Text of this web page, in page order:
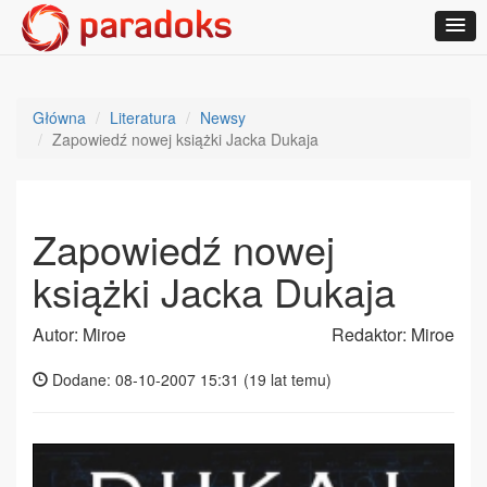
Główna Literatura
Newsy
Zapowiedź nowej książki Jacka Dukaja
Zapowiedź nowej
książki Jacka Dukaja
Autor: Miroe Redaktor: Miroe
Dodane: 08-10-2007 15:31 (19 lat temu)